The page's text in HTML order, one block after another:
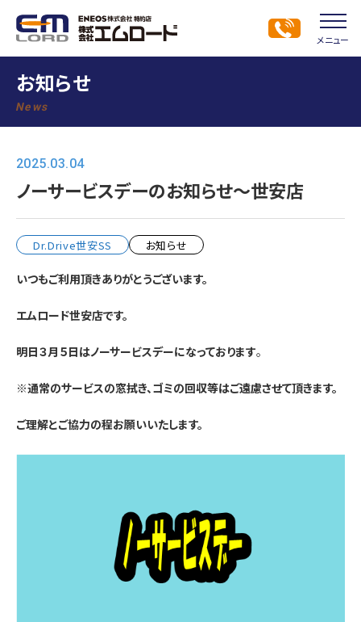
メニュー
お知らせ
News
2025.03.04
ノーサービスデーのお知らせ～世安店
Dr.Drive世安SS お知らせ
いつもご利用頂きありがとうございます。
エムロード世安店です。
明日３月５日はノーサービスデーになっております。
※通常のサービスの窓拭き、ゴミの回収等はご遠慮させて頂きます。
ご理解とご協力の程お願いいたします。